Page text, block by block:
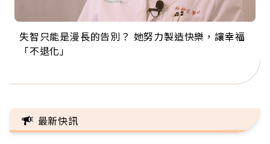
失智只能是漫長的告別？ 她努力製造快樂，讓幸福
「不退化」
來自剛果的巧克力神父 為台灣奉獻36年 「台灣是我
的家，我連作夢都講台語！」
63歲卸矽谷副總、搬回台灣找快樂！「蛋黃哥小
丑」走進安養院，逗樂上萬爺奶：退休後才開始真
104歲打破金氏世界紀錄 成為全球最年長羽球選
手，分享長壽的秘密原來是「這個」
事業巔峰他選擇追夢…黑手阿伯拉小提琴還登上小
巨蛋！連CNN都大讚！
最新快訊